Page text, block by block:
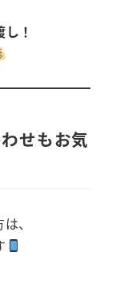
！
せもお気
、